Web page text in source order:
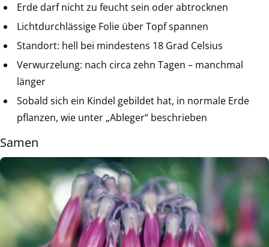
Erde darf nicht zu feucht sein oder abtrocknen
Lichtdurchlässige Folie über Topf spannen
Standort: hell bei mindestens 18 Grad Celsius
Verwurzelung: nach circa zehn Tagen – manchmal
länger
Sobald sich ein Kindel gebildet hat, in normale Erde
pflanzen, wie unter „Ableger“ beschrieben
Samen